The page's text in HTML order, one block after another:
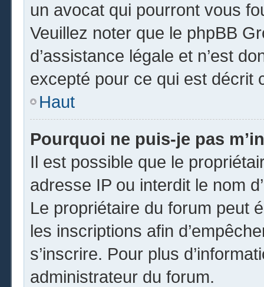
un avocat qui pourront vous
Veuillez noter que le phpBB
d’assistance légale et n’est
excepté pour ce qui est décrit
Haut
Pourquoi ne puis-je pas
Il est possible que le
adresse IP ou interdit le nom
Le propriétaire du forum peut
les inscriptions afin
s’inscrire. Pour plus
administrateur du forum.